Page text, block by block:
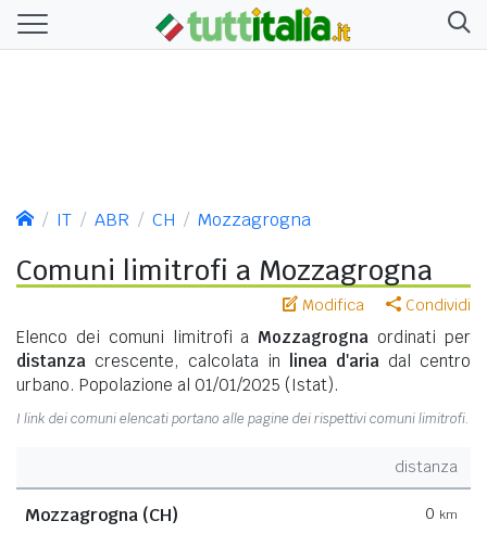
IT ABR CH Mozzagrogna
Comuni limitrofi a Mozzagrogna
Modifica Condividi
Elenco dei comuni limitrofi a Mozzagrogna ordinati per
distanza crescente, calcolata in linea d'aria dal centro
urbano. Popolazione al 01/01/2025 (Istat).
I link dei comuni elencati portano alle pagine dei rispettivi comuni limitrofi.
distanza
Mozzagrogna (CH) 0 km